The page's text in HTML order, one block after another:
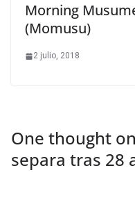
Morning
(Momusu)
2 julio, 2018
One thought
separa tras 28